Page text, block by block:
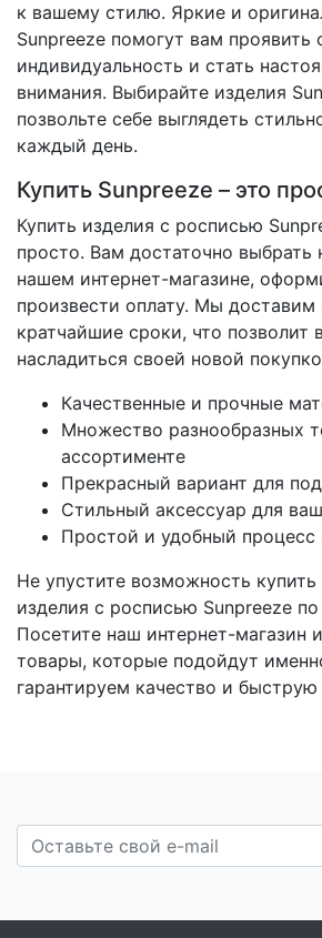
к вашему стилю. Яркие и
Sunpreeze помогут вам проявить
индивидуальность и стать
внимания. Выбирайте изделия
позвольте себе выглядеть
каждый день.
Купить Sunpreeze – это
Купить изделия с росписью
просто. Вам достаточно
нашем интернет-магазине,
произвести оплату. Мы доставим
кратчайшие сроки, что позволит
насладиться своей новой
Качественные и прочные
Множество разнообразных
ассортименте
Прекрасный вариант для
Стильный аксессуар для
Простой и удобный процесс
Не упустите возможность
изделия с росписью Sunpreeze
Посетите наш интернет-магазин
товары, которые подойдут
гарантируем качество и быструю